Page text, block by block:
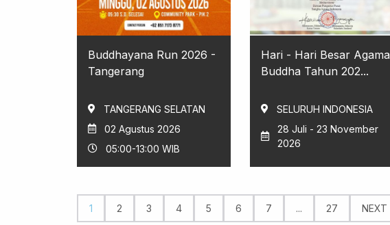
Buddhayana Run 2026 -
Tangerang
TANGERANG SELATAN
02 Agustus 2026
05:00-13:00 WIB
Hari - Hari Besar Agama
Buddha Tahun 202...
SELURUH INDONESIA
28 Juli - 23 November
2026
1 2 3 4 5 6 7 ... 27 NEXT